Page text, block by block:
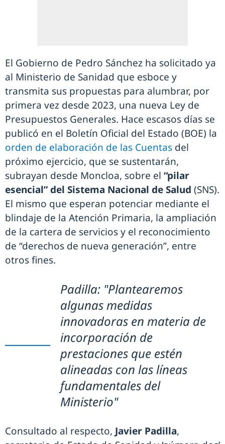
El Gobierno de Pedro Sánchez ha solicitado ya
al Ministerio de Sanidad que esboce y
transmita sus propuestas para alumbrar, por
primera vez desde 2023, una nueva Ley de
Presupuestos Generales. Hace escasos días se
publicó en el Boletín Oficial del Estado (BOE) la
orden de elaboración de las Cuentas del
próximo ejercicio, que se sustentarán,
subrayan desde Moncloa, sobre el “pilar
esencial” del Sistema Nacional de Salud (SNS).
El mismo que esperan potenciar mediante el
blindaje de la Atención Primaria, la ampliación
de la cartera de servicios y el reconocimiento
de “derechos de nueva generación”, entre
otros fines.
Padilla: "Plantearemos
algunas medidas
innovadoras en materia de
incorporación de
prestaciones que estén
alineadas con las líneas
fundamentales del
Ministerio"
Consultado al respecto, Javier Padilla,